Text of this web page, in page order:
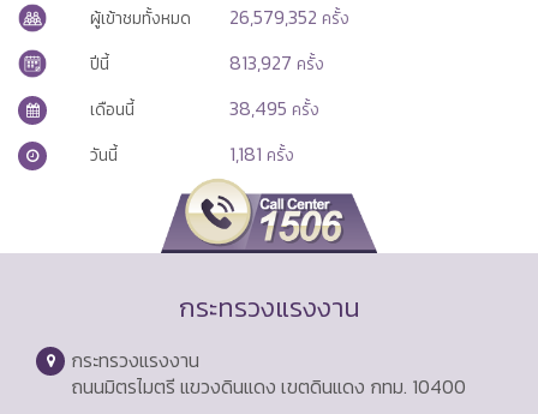
ผู้เข้าชมทั้งหมด 26,579,352 ครั้ง
ปีนี้
813,927 ครั้ง
เดือนนี้
38,495 ครั้ง
วันนี้
1,181 ครั้ง
กระทรวงแรงงาน
กระทรวงแรงงาน
ถนนมิตรไมตรี แขวงดินแดง เขตดินแดง กทม. 10400